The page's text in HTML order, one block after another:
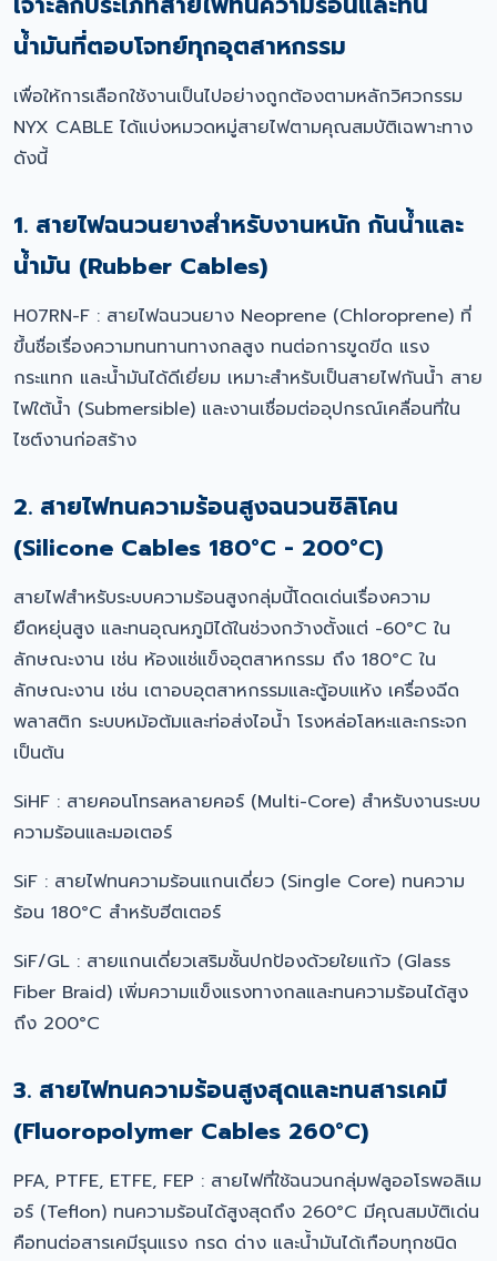
น้ำมันที่ตอบโจทย์ทุกอุตสาหกรรม
เพื่อให้การเลือกใช้งานเป็นไปอย่างถูกต้องตามหลักวิศวกรรม
NYX CABLE ได้แบ่งหมวดหมู่สายไฟตามคุณสมบัติเฉพาะทาง
ดังนี้
1. สายไฟฉนวนยางสำหรับงานหนัก กันน้ำและ
น้ำมัน (Rubber Cables)
H07RN-F : สายไฟฉนวนยาง Neoprene (Chloroprene) ที่
ขึ้นชื่อเรื่องความทนทานทางกลสูง ทนต่อการขูดขีด แรง
กระแทก และน้ำมันได้ดีเยี่ยม เหมาะสำหรับเป็นสายไฟกันน้ำ สาย
ไฟใต้น้ำ (Submersible) และงานเชื่อมต่ออุปกรณ์เคลื่อนที่ใน
ไซต์งานก่อสร้าง
2. สายไฟทนความร้อนสูงฉนวนซิลิโคน
(Silicone Cables 180°C - 200°C)
สายไฟสำหรับระบบความร้อนสูงกลุ่มนี้โดดเด่นเรื่องความ
ยืดหยุ่นสูง และทนอุณหภูมิได้ในช่วงกว้างตั้งแต่ -60°C ใน
ลักษณะงาน เช่น ห้องแช่แข็งอุตสาหกรรม ถึง 180°C ใน
ลักษณะงาน เช่น เตาอบอุตสาหกรรมและตู้อบแห้ง เครื่องฉีด
พลาสติก ระบบหม้อต้มและท่อส่งไอน้ำ โรงหล่อโลหะและกระจก
เป็นต้น
SiHF : สายคอนโทรลหลายคอร์ (Multi-Core) สำหรับงานระบบ
ความร้อนและมอเตอร์
SiF : สายไฟทนความร้อนแกนเดี่ยว (Single Core) ทนความ
ร้อน 180°C สำหรับฮีตเตอร์
SiF/GL : สายแกนเดี่ยวเสริมชั้นปกป้องด้วยใยแก้ว (Glass
Fiber Braid) เพิ่มความแข็งแรงทางกลและทนความร้อนได้สูง
ถึง 200°C
3. สายไฟทนความร้อนสูงสุดและทนสารเคมี
(Fluoropolymer Cables 260°C)
PFA, PTFE, ETFE, FEP : สายไฟที่ใช้ฉนวนกลุ่มฟลูออโรพอลิเม
อร์ (Teflon) ทนความร้อนได้สูงสุดถึง 260°C มีคุณสมบัติเด่น
คือทนต่อสารเคมีรุนแรง กรด ด่าง และน้ำมันได้เกือบทุกชนิด